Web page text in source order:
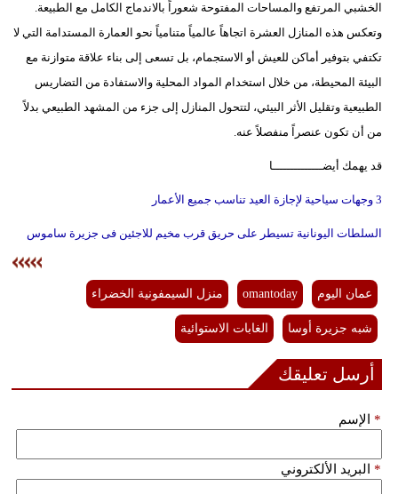
الخشبي المرتفع والمساحات المفتوحة شعوراً بالاندماج الكامل مع الطبيعة.
وتعكس هذه المنازل العشرة اتجاهاً عالمياً متنامياً نحو العمارة المستدامة التي لا
تكتفي بتوفير أماكن للعيش أو الاستجمام، بل تسعى إلى بناء علاقة متوازنة مع
البيئة المحيطة، من خلال استخدام المواد المحلية والاستفادة من التضاريس
الطبيعية وتقليل الأثر البيئي، لتتحول المنازل إلى جزء من المشهد الطبيعي بدلاً
من أن تكون عنصراً منفصلاً عنه.
قد يهمك أيضــــــــــــــا
3 وجهات سياحية لإجازة العيد تناسب جميع الأعمار
السلطات اليونانية تسيطر على حريق قرب مخيم للاجئين فى جزيرة ساموس
عمان اليوم omantoday منزل السيمفونية الخضراء
شبه جزيرة أوسا الغابات الاستوائية
أرسل تعليقك
الإسم *
البريد الألكتروني *